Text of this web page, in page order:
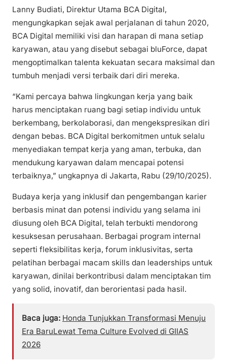
Lanny Budiati, Direktur Utama BCA Digital,
mengungkapkan sejak awal perjalanan di tahun 2020,
BCA Digital memiliki visi dan harapan di mana setiap
karyawan, atau yang disebut sebagai bluForce, dapat
mengoptimalkan talenta kekuatan secara maksimal dan
tumbuh menjadi versi terbaik dari diri mereka.
“Kami percaya bahwa lingkungan kerja yang baik
harus menciptakan ruang bagi setiap individu untuk
berkembang, berkolaborasi, dan mengekspresikan diri
dengan bebas. BCA Digital berkomitmen untuk selalu
menyediakan tempat kerja yang aman, terbuka, dan
mendukung karyawan dalam mencapai potensi
terbaiknya,” ungkapnya di Jakarta, Rabu (29/10/2025).
Budaya kerja yang inklusif dan pengembangan karier
berbasis minat dan potensi individu yang selama ini
diusung oleh BCA Digital, telah terbukti mendorong
kesuksesan perusahaan. Berbagai program internal
seperti fleksibilitas kerja, forum inklusivitas, serta
pelatihan berbagai macam skills dan leaderships untuk
karyawan, dinilai berkontribusi dalam menciptakan tim
yang solid, inovatif, dan berorientasi pada hasil.
Baca juga: Honda Tunjukkan Transformasi Menuju
Era BaruLewat Tema Culture Evolved di GIIAS
2026